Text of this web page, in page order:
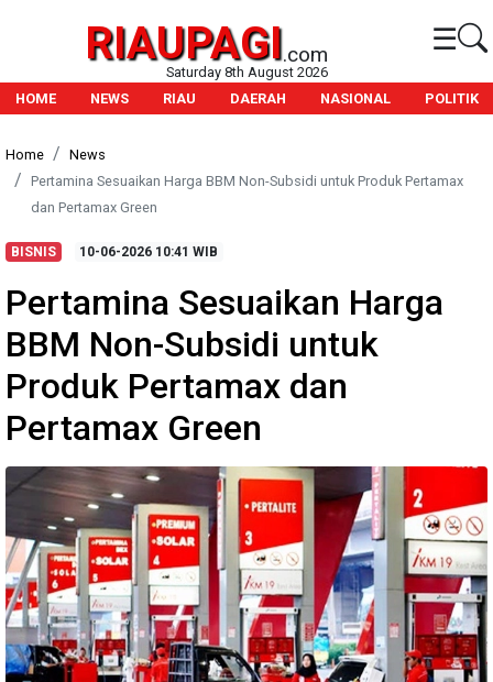
RIAUPAGI.com ☰
Saturday 8th August 2026
HOME
NEWS RIAU DAERAH NASIONAL POLITIK
Home
News
Pertamina Sesuaikan Harga BBM Non-Subsidi untuk Produk Pertamax
dan Pertamax Green
BISNIS 10-06-2026 10:41 WIB
Pertamina Sesuaikan Harga
BBM Non-Subsidi untuk
Produk Pertamax dan
Pertamax Green